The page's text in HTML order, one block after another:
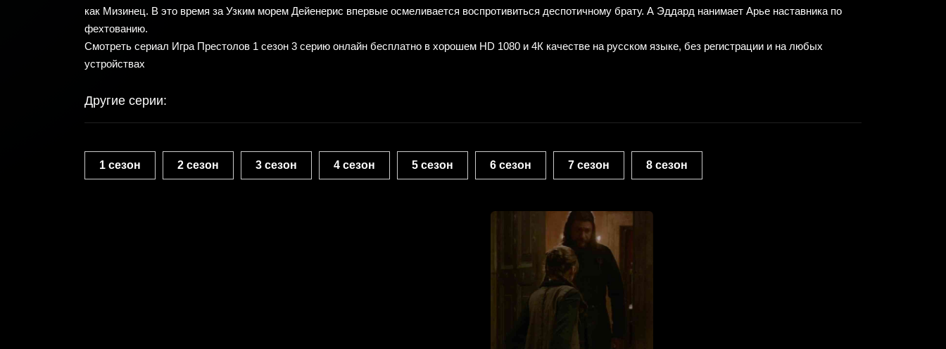
как Мизинец. В это время за Узким морем Дейенерис впервые осмеливается воспротивиться деспотичному брату. А Эддард нанимает Арье наставника по
фехтованию.
Смотреть сериал Игра Престолов 1 сезон 3 серию онлайн бесплатно в хорошем HD 1080 и 4К качестве на русском языке, без регистрации и на любых
устройствах
Другие серии:
1 сезон 2 сезон 3 сезон 4 сезон 5 сезон 6 сезон 7 сезон 8 сезон